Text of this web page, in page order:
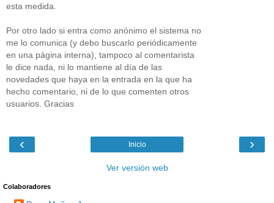
esta medida.
Por otro lado si entra como anónimo el sistema no
me lo comunica (y debo buscarlo periódicamente
en una página interna), tampoco al comentarista
le dice nada, ni lo mantiene al día de las
novedades que haya en la entrada en la que ha
hecho comentario, ni de lo que comenten otros
usuarios. Gracias
‹ ›
Inicio
Ver versión web
Colaboradores